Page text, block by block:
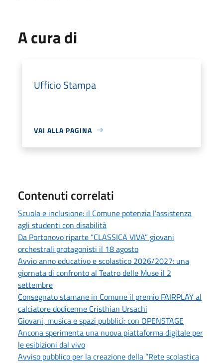
A cura di
Ufficio Stampa
VAI ALLA PAGINA
Contenuti correlati
Scuola e inclusione: il Comune potenzia l'assistenza
agli studenti con disabilità
Da Portonovo riparte “CLASSICA VIVA” giovani
orchestrali protagonisti il 18 agosto
Avvio anno educativo e scolastico 2026/2027: una
giornata di confronto al Teatro delle Muse il 2
settembre
Consegnato stamane in Comune il premio FAIRPLAY al
calciatore dodicenne Cristhian Ursachi
Giovani, musica e spazi pubblici: con OPENSTAGE
Ancona sperimenta una nuova piattaforma digitale per
le esibizioni dal vivo
Avviso pubblico per la creazione della “Rete scolastica